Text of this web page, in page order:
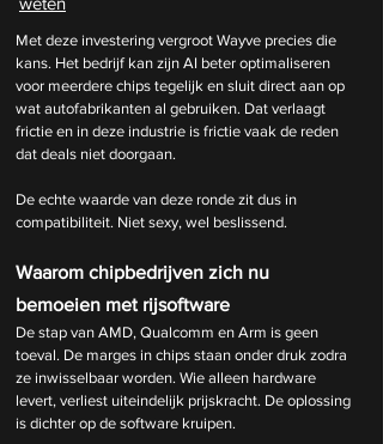
Met deze investering vergroot Wayve precies die
kans. Het bedrijf kan zijn AI beter optimaliseren
voor meerdere chips tegelijk en sluit direct aan op
wat autofabrikanten al gebruiken. Dat verlaagt
frictie en in deze industrie is frictie vaak de reden
dat deals niet doorgaan.
De echte waarde van deze ronde zit dus in
compatibiliteit. Niet sexy, wel beslissend.
Waarom chipbedrijven zich nu
bemoeien met rijsoftware
De stap van AMD, Qualcomm en Arm is geen
toeval. De marges in chips staan onder druk zodra
ze inwisselbaar worden. Wie alleen hardware
levert, verliest uiteindelijk prijskracht. De oplossing
is dichter op de software kruipen.